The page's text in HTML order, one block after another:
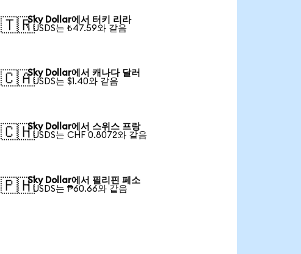
🇹🇷Sky Dollar에서 터키 리라
1 USDS는 ₺47.59와 같음
🇨🇦Sky Dollar에서 캐나다 달러
1 USDS는 $1.40와 같음
🇨🇭Sky Dollar에서 스위스 프랑
1 USDS는 CHF 0.8072와 같음
🇵🇭Sky Dollar에서 필리핀 페소
1 USDS는 ₱60.66와 같음